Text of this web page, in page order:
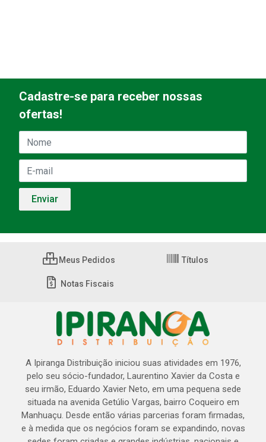
Cadastre-se para receber nossas
ofertas!
Meus Pedidos Títulos
Notas Fiscais
A Ipiranga Distribuição iniciou suas atividades em 1976,
pelo seu sócio-fundador, Laurentino Xavier da Costa e
seu irmão, Eduardo Xavier Neto, em uma pequena sede
situada na avenida Getúlio Vargas, bairro Coqueiro em
Manhuaçu. Desde então várias parcerias foram firmadas,
e à medida que os negócios foram se expandindo, novas